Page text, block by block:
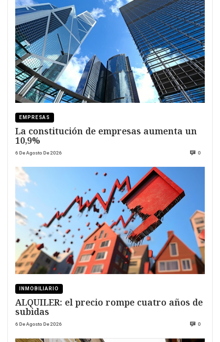
EMPRESAS
La constitución de empresas aumenta un
10,9%
6 De Agosto De 2026 0
INMOBILIARIO
ALQUILER: el precio rompe cuatro años de
subidas
6 De Agosto De 2026 0